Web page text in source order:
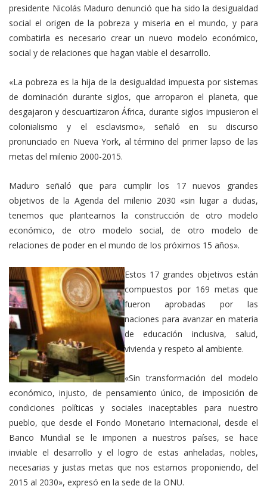
presidente Nicolás Maduro denunció que ha sido la desigualdad
social el origen de la pobreza y miseria en el mundo, y para
combatirla es necesario crear un nuevo modelo económico,
social y de relaciones que hagan viable el desarrollo.
«La pobreza es la hija de la desigualdad impuesta por sistemas
de dominación durante siglos, que arroparon el planeta, que
desgajaron y descuartizaron África, durante siglos impusieron el
colonialismo y el esclavismo», señaló en su discurso
pronunciado en Nueva York, al término del primer lapso de las
metas del milenio 2000-2015.
Maduro señaló que para cumplir los 17 nuevos grandes
objetivos de la Agenda del milenio 2030 «sin lugar a dudas,
tenemos que plantearnos la construcción de otro modelo
económico, de otro modelo social, de otro modelo de
relaciones de poder en el mundo de los próximos 15 años».
Estos 17 grandes objetivos están
compuestos por 169 metas que
fueron aprobadas por las
naciones para avanzar en materia
de educación inclusiva, salud,
vivienda y respeto al ambiente.
«Sin transformación del modelo
económico, injusto, de pensamiento único, de imposición de
condiciones políticas y sociales inaceptables para nuestro
pueblo, que desde el Fondo Monetario Internacional, desde el
Banco Mundial se le imponen a nuestros países, se hace
inviable el desarrollo y el logro de estas anheladas, nobles,
necesarias y justas metas que nos estamos proponiendo, del
2015 al 2030», expresó en la sede de la ONU.